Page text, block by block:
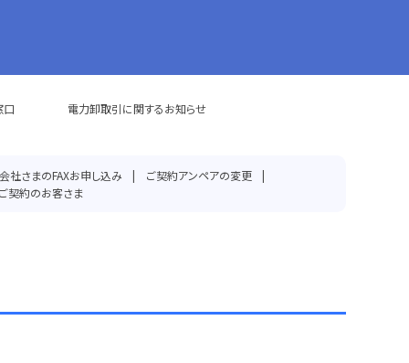
口 電力卸取引に関するお知らせ
社さまのFAXお申し込み
ご契約アンペアの変更
契約のお客さま